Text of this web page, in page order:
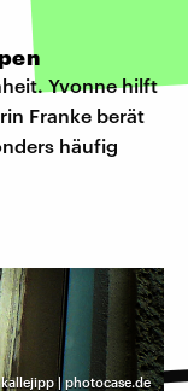
Yvonne hilft
Franke berät
häufig
kallejipp | photocase.de